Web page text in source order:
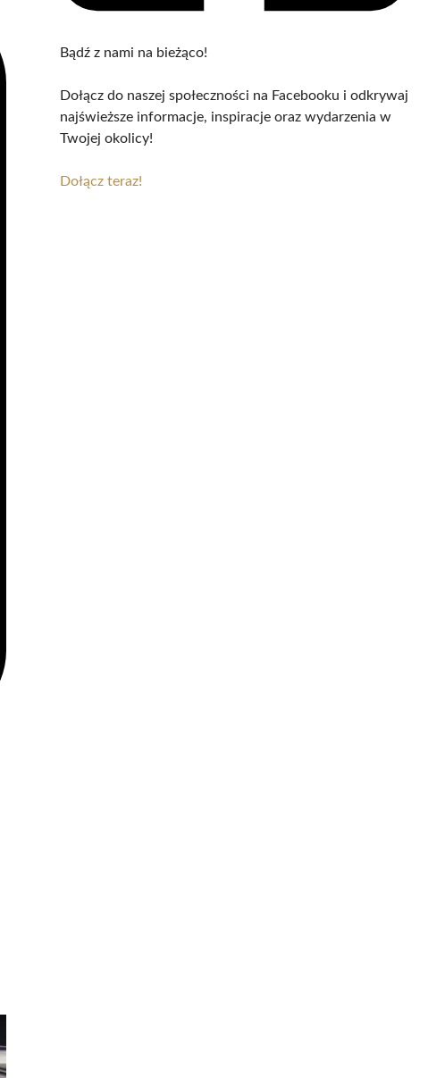
Bądź z nami na bieżąco!
Dołącz do naszej społeczności na Facebooku i odkrywaj
najświeższe informacje, inspiracje oraz wydarzenia w
Twojej okolicy!
Dołącz teraz!